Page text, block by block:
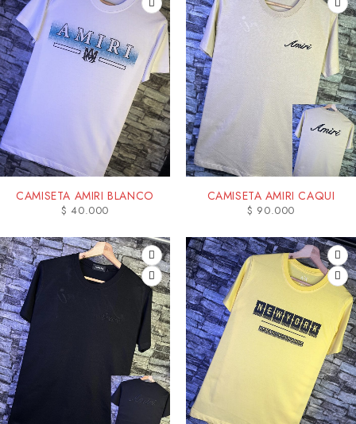
CAMISETA AMIRI BLANCO
$ 40.000
CAMISETA AMIRI CAQUI
$ 90.000